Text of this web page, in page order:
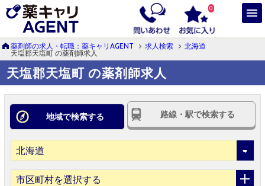
0
薬剤師の求人・転職：薬キャリAGENT 求人検索
北海道
天塩郡天塩町 の薬剤師求人
天塩郡天塩町 の薬剤師求人
地域で検索する 路線・駅で検索する
市区町村を選択する